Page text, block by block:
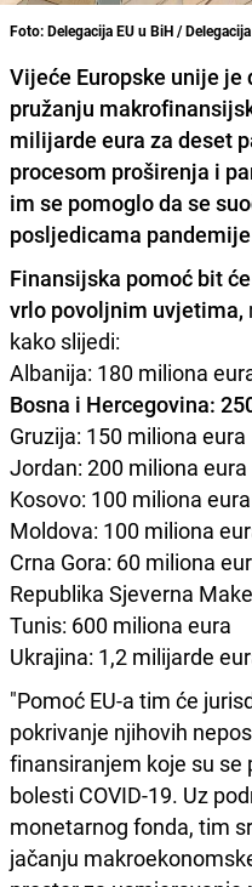
Foto: Delegacija EU u BiH /
Vijeće Europske unije je
pružanju
milijarde eura za deset
procesom proširenja i
im se pomoglo da se
posljedicama
Finansijska pomoć bit
vrlo povoljnim uvjetima,
kako slijedi:
Albanija: 180 miliona
Bosna i Hercegovina:
Gruzija: 150 miliona eura
Jordan: 200 miliona eura
Kosovo: 100 miliona eura
Moldova: 100 miliona
Crna Gora: 60 miliona
Republika Sjeverna
Tunis: 600 miliona eura
Ukrajina: 1,2 milijarde
"Pomoć EU-a tim će
pokrivanje njihovih
finansiranjem koje su se
bolesti COVID-19. Uz
monetarnog fonda, tim
jačanju